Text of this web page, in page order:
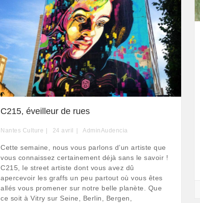
C215, éveilleur de rues
Nantes Culture 24 avril AdminAudencia
Cette semaine, nous vous parlons d’un artiste que
vous connaissez certainement déjà sans le savoir !
C215, le street artiste dont vous avez dû
apercevoir les graffs un peu partout où vous êtes
allés vous promener sur notre belle planète. Que
ce soit à Vitry sur Seine, Berlin, Bergen,